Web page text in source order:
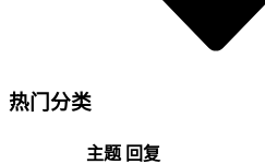
热门分类
主题 回复